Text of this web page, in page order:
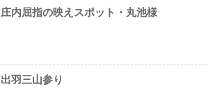
庄内屈指の映えスポット・丸池様
出羽三山参り